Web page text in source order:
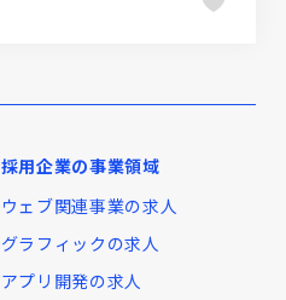
採用企業の事業領域
ウェブ関連事業の求人
グラフィックの求人
アプリ開発の求人